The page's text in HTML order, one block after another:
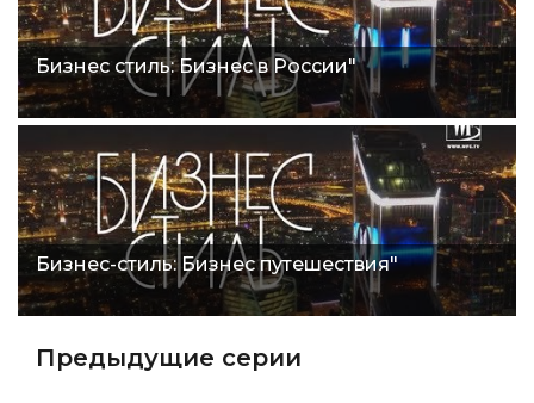
Бизнес стиль: Бизнес в России"
Бизнес-стиль: Бизнес путешествия"
Предыдущие серии